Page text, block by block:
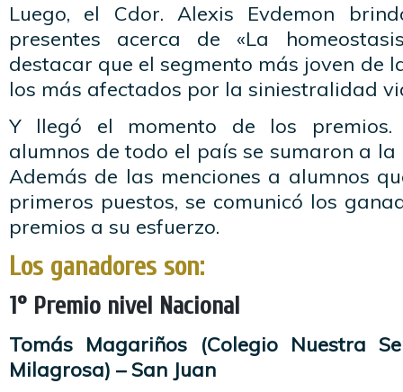
Luego, el Cdor. Alexis Evdemon
presentes acerca de «La
destacar que el segmento más joven de
los más afectados por la siniestralidad
Y llegó el momento de los premios.
alumnos de todo el país se sumaron a
Además de las menciones a alumnos
primeros puestos, se comunicó los
premios a su esfuerzo.
Los ganadores son:
1° Premio nivel Nacional
Tomás Magariños (Colegio Nuestra
Milagrosa) – San Juan